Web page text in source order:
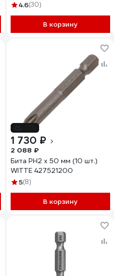
4.6(30)
В корзину
1 730 ₽
2 088 ₽
Бита PH2 х 50 мм (10 шт.)
WITTE 427521200
5(8)
В корзину